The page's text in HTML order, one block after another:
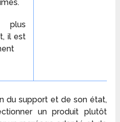
il est
du support et de son état,
un produit plutôt